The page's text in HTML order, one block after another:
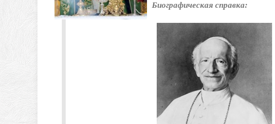
Биографическая справка: